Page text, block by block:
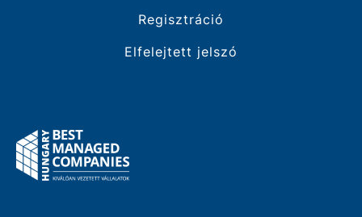
Regisztráció
Elfelejtett jelszó